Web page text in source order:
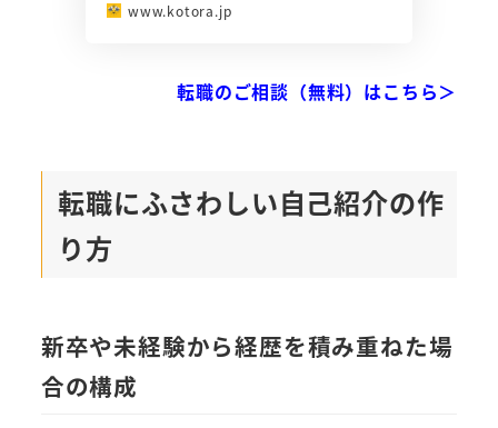
www.kotora.jp
転職のご相談（無料）はこちら＞
転職にふさわしい自己紹介の作
り方
新卒や未経験から経歴を積み重ねた場
合の構成